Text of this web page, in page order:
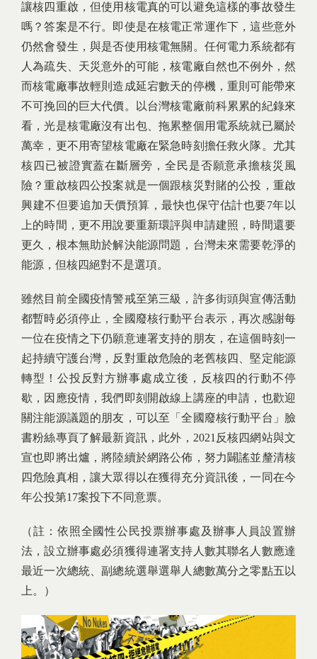
讓核四重啟，但使用核電真的可以避免這樣的事故發生
嗎？答案是不行。即使是在核電正常運作下，這些意外
仍然會發生，與是否使用核電無關。任何電力系統都有
人為疏失、天災意外的可能，核電廠自然也不例外，然
而核電廠事故輕則造成延宕數天的停機，重則可能帶來
不可挽回的巨大代價。以台灣核電廠前科累累的紀錄來
看，光是核電廠沒有出包、拖累整個用電系統就已屬於
萬幸，更不用寄望核電廠在緊急時刻擔任救火隊。尤其
核四已被證實蓋在斷層旁，全民是否願意承擔核災風
險？重啟核四公投案就是一個跟核災對賭的公投，重啟
興建不但要追加天價預算，最快也保守估計也要7年以
上的時間，更不用說要重新環評與申請建照，時間還要
更久，根本無助於解決能源問題，台灣未來需要乾淨的
能源，但核四絕對不是選項。
雖然目前全國疫情警戒至第三級，許多街頭與宣傳活動
都暫時必須停止，全國廢核行動平台表示，再次感謝每
一位在疫情之下仍願意連署支持的朋友，在這個時刻一
起持續守護台灣，反對重啟危險的老舊核四、堅定能源
轉型！公投反對方辦事處成立後，反核四的行動不停
歇，因應疫情，我們即刻開啟線上講座的申請，也歡迎
關注能源議題的朋友，可以至「全國廢核行動平台」臉
書粉絲專頁了解最新資訊，此外，2021反核四網站與文
宣也即將出爐，將陸續於網路公佈，努力闢謠並釐清核
四危險真相，讓大眾得以在獲得充分資訊後，一同在今
年公投第17案投下不同意票。
（註：依照全國性公民投票辦事處及辦事人員設置辦
法，設立辦事處必須獲得連署支持人數其聯名人數應達
最近一次總統、副總統選舉選舉人總數萬分之零點五以
上。）